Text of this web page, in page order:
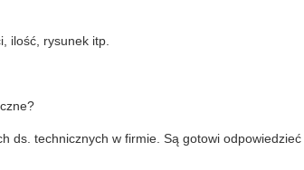
ilość, rysunek itp.
ds. technicznych w firmie. Są gotowi